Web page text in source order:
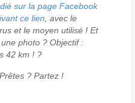
sur la page Facebook
ce lien , avec le
et le moyen utilisé ! Et
photo ? Objectif :
42 km ! ?
? Partez !